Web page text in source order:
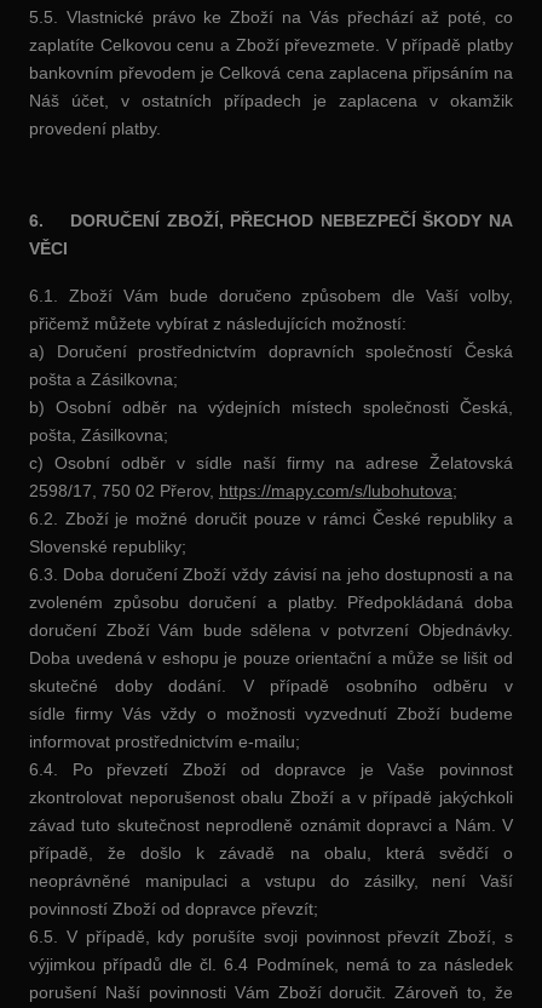
5.5. Vlastnické právo ke Zboží na Vás přechází až poté, co
zaplatíte Celkovou cenu a Zboží převezmete. V případě platby
bankovním převodem je Celková cena zaplacena připsáním na
Náš účet, v ostatních případech je zaplacena v okamžik
provedení platby.
6. DORUČENÍ ZBOŽÍ, PŘECHOD NEBEZPEČÍ ŠKODY NA
VĚCI
6.1. Zboží Vám bude doručeno způsobem dle Vaší volby,
přičemž můžete vybírat z následujících možností:
a) Doručení prostřednictvím dopravních společností Česká
pošta a Zásilkovna;
b) Osobní odběr na výdejních místech společnosti Česká,
pošta, Zásilkovna;
c) Osobní odběr v sídle naší firmy na adrese Želatovská
2598/17, 750 02 Přerov, https://mapy.com/s/lubohutova;
6.2. Zboží je možné doručit pouze v rámci České republiky a
Slovenské republiky;
6.3. Doba doručení Zboží vždy závisí na jeho dostupnosti a na
zvoleném způsobu doručení a platby. Předpokládaná doba
doručení Zboží Vám bude sdělena v potvrzení Objednávky.
Doba uvedená v eshopu je pouze orientační a může se lišit od
skutečné doby dodání. V případě osobního odběru v
sídle firmy Vás vždy o možnosti vyzvednutí Zboží budeme
informovat prostřednictvím e-mailu;
6.4. Po převzetí Zboží od dopravce je Vaše povinnost
zkontrolovat neporušenost obalu Zboží a v případě jakýchkoli
závad tuto skutečnost neprodleně oznámit dopravci a Nám. V
případě, že došlo k závadě na obalu, která svědčí o
neoprávněné manipulaci a vstupu do zásilky, není Vaší
povinností Zboží od dopravce převzít;
6.5. V případě, kdy porušíte svoji povinnost převzít Zboží, s
výjimkou případů dle čl. 6.4 Podmínek, nemá to za následek
porušení Naší povinnosti Vám Zboží doručit. Zároveň to, že